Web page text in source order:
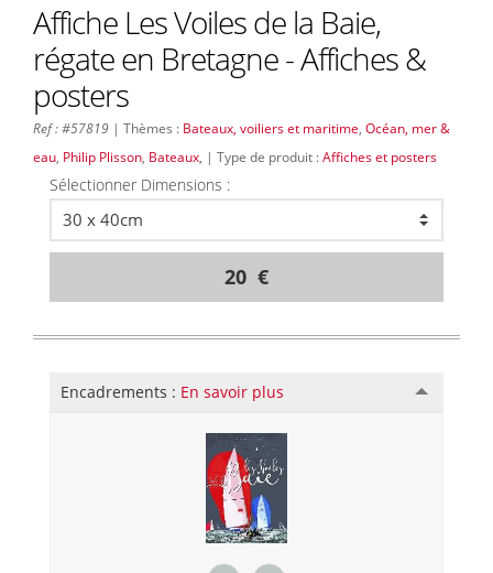
Affiche Les Voiles de la Baie,
régate en Bretagne - Affiches &
posters
Ref : #57819 | Thèmes : Bateaux, voiliers et maritime Océan, mer &
eau Philip Plisson Bateaux , | Type de produit :Affiches et posters
Sélectionner Dimensions :
20 €
Encadrements : En savoir plus